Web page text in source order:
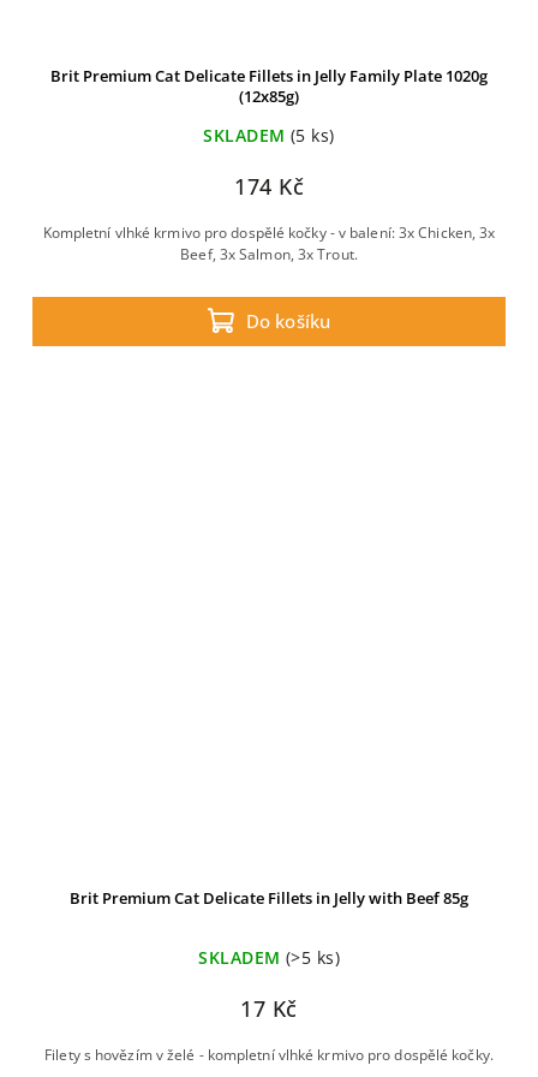
Brit Premium Cat Delicate Fillets in Jelly Family Plate 1020g
(12x85g)
SKLADEM (5 ks)
174 Kč
Do košíku
Kompletní vlhké krmivo pro dospělé kočky - v balení: 3x Chicken, 3x
Beef, 3x Salmon, 3x Trout.
Brit Premium Cat Delicate Fillets in Jelly with Beef 85g
SKLADEM (>5 ks)
17 Kč
Filety s hovězím v želé - kompletní vlhké krmivo pro dospělé kočky.